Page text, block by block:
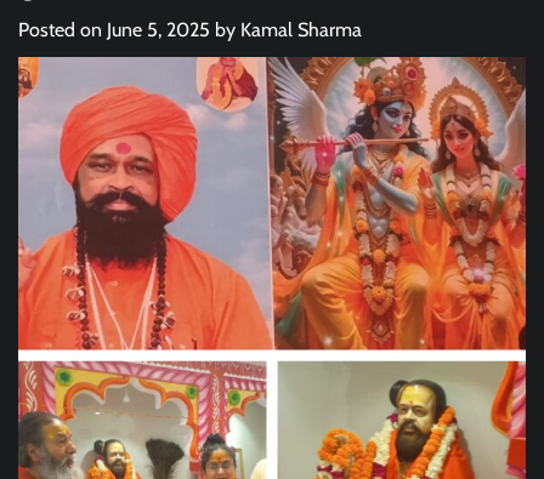
Posted on June 5, 2025 by Kamal Sharma